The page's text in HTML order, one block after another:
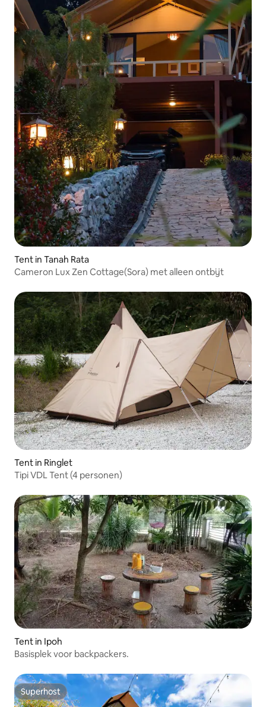
Tent in Tanah Rata
Cameron Lux Zen Cottage(Sora) met alleen ontbijt
Tent in Ringlet
Tipi VDL Tent (4 personen)
Tent in Ipoh
Basisplek voor backpackers.
Superhost
Superhost